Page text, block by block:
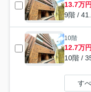
13.7万円
9階 /
10階
12.7万円
10階 /
す